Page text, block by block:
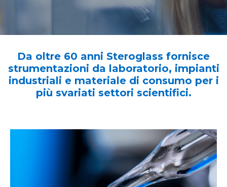
Da oltre 60 anni Steroglass fornisce
strumentazioni da laboratorio, impianti
industriali e materiale di consumo per i
più svariati settori scientifici.